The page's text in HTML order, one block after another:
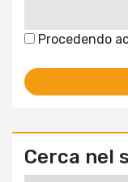
Procedendo
Cerca nel